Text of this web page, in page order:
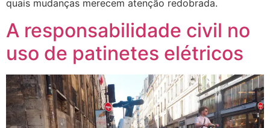
quais mudanças merecem atenção redobrada.
A responsabilidade civil no
uso de patinetes elétricos